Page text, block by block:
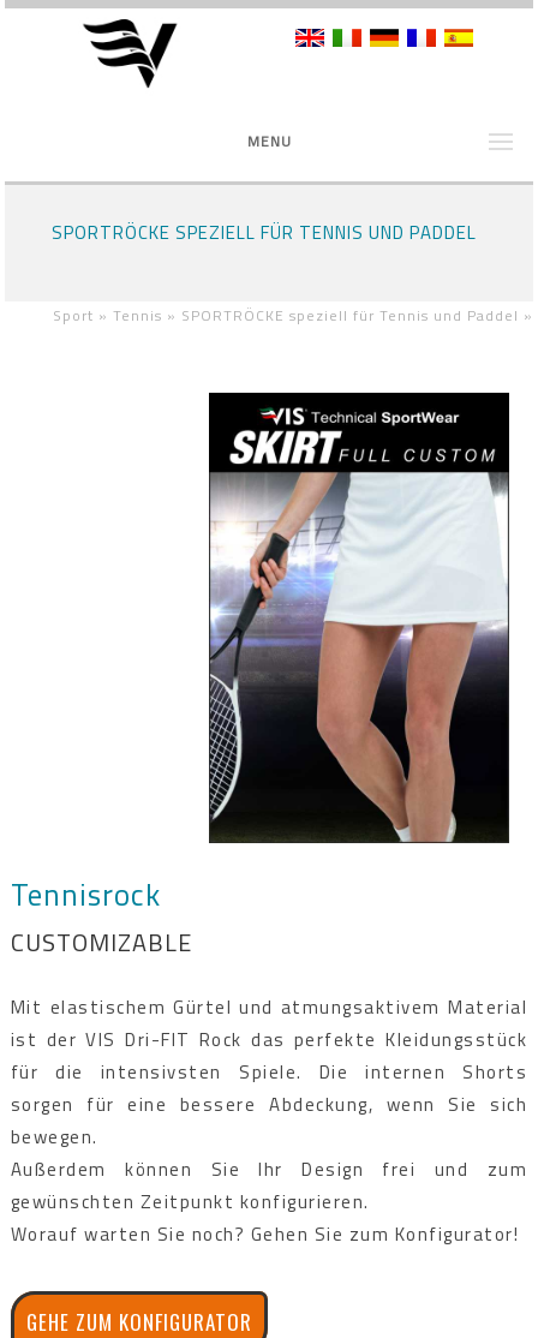
MENU
SPORTRÖCKE SPEZIELL FÜR TENNIS UND PADDEL
Sport » Tennis » SPORTRÖCKE speziell für Tennis und Paddel »
Tennisrock
CUSTOMIZABLE
Mit elastischem Gürtel und atmungsaktivem Material
ist der VIS Dri-FIT Rock das perfekte Kleidungsstück
für die intensivsten Spiele. Die internen Shorts
sorgen für eine bessere Abdeckung, wenn Sie sich
bewegen.
Außerdem können Sie Ihr Design frei und zum
gewünschten Zeitpunkt konfigurieren.
Worauf warten Sie noch? Gehen Sie zum Konfigurator!
GEHE ZUM KONFIGURATOR